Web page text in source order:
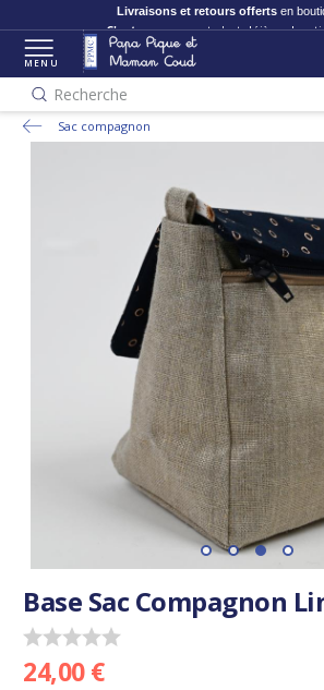
C'est nouveau et c'est déjà en
MENU
Recherche
Sac compagnon
Base Sac Compagnon
24,00 €